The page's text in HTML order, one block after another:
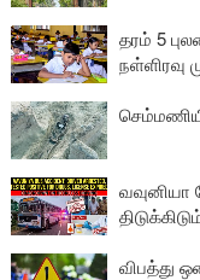
தரம் 5
நள்ளிரவு
விபத்து